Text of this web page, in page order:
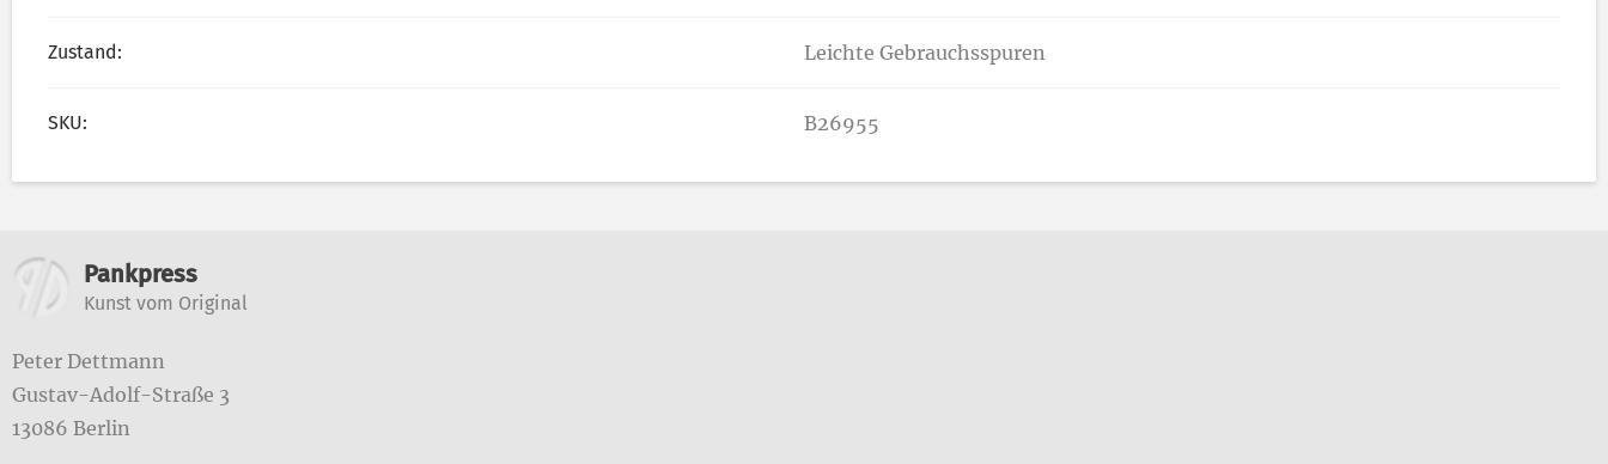
Zustand: Leichte Gebrauchsspuren
SKU: B26955
Weitere Informationen
Pankpress
Kunst vom Original
Peter Dettmann
Gustav-Adolf-Straße 3
13086 Berlin